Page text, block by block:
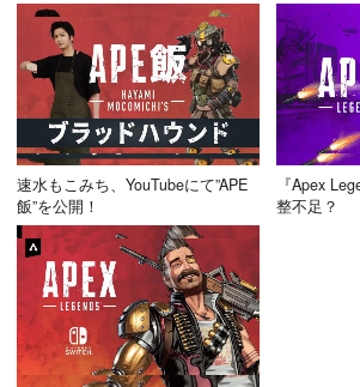
速水もこみち、YouTubeにて”APE
飯”を公開！
『Apex
整不足？